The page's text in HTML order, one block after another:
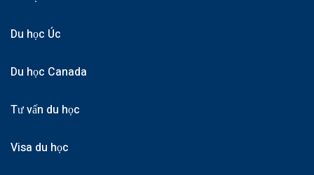
Du học Úc
Du học Canada
Tư vấn du học
Visa du học